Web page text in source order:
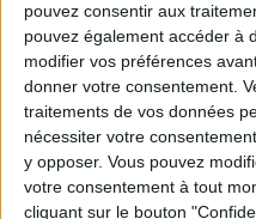
pouvez consentir aux
pouvez également accéder à
modifier vos préférences
donner votre consentement.
traitements de vos données
nécessiter votre
y opposer. Vous pouvez
votre consentement à tout
cliquant sur le bouton